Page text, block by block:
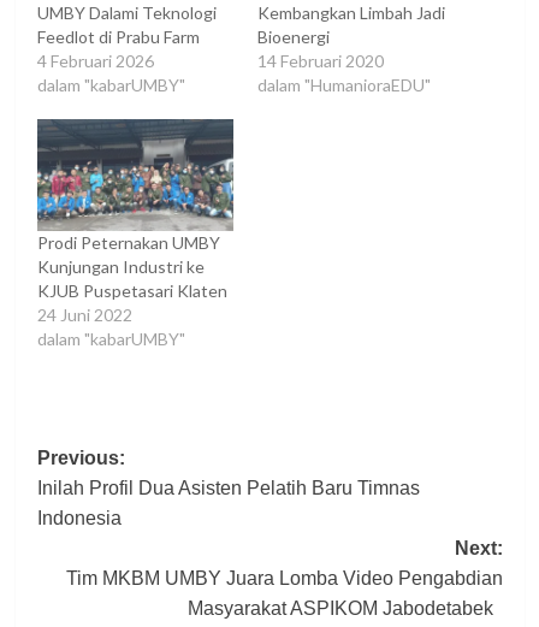
UMBY Dalami Teknologi
Feedlot di Prabu Farm
4 Februari 2026
dalam "kabarUMBY"
Kembangkan Limbah Jadi
Bioenergi
14 Februari 2020
dalam "HumanioraEDU"
Prodi Peternakan UMBY
Kunjungan Industri ke
KJUB Puspetasari Klaten
24 Juni 2022
dalam "kabarUMBY"
Post
navigation
Previous:
Inilah Profil Dua Asisten Pelatih Baru Timnas
Indonesia
Next:
Tim MKBM UMBY Juara Lomba Video Pengabdian
Masyarakat ASPIKOM Jabodetabek